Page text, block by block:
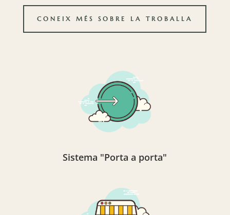
CONEIX MÉS SOBRE LA TROBALLA
Sistema "Porta a porta"